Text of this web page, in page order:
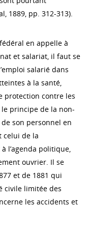
1889, pp. 312-313).
en appelle à
et salariat, il faut se
salarié dans
à la santé,
protection contre les
principe de la non-
son personnel en
celui de la
l’agenda politique,
ouvrier. Il se
et de 1881 qui
civile limitée des
les accidents et